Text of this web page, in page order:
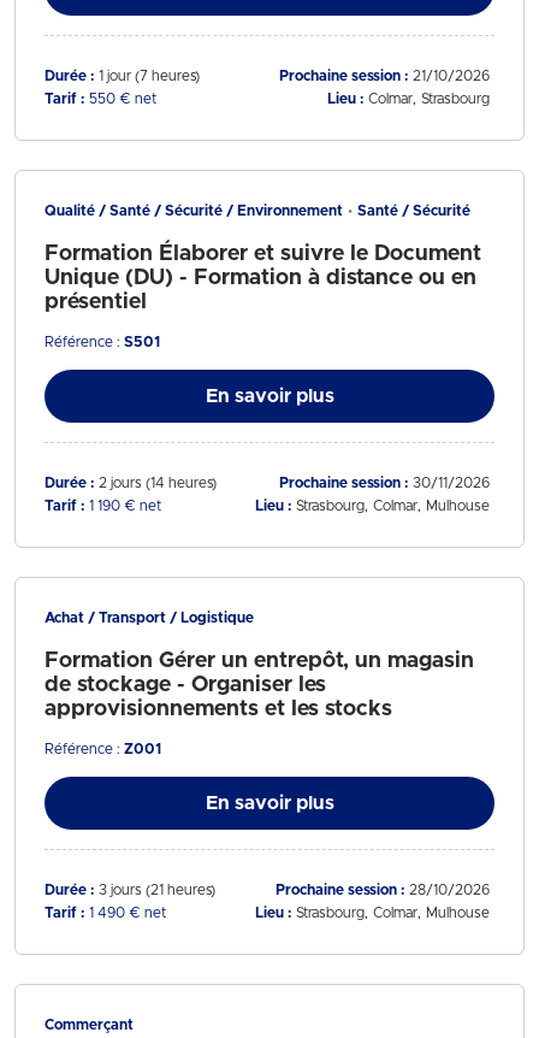
Durée : 1 jour (7 heures) Prochaine session : 21/10/2026
Tarif : 550 € net Lieu : Colmar Strasbourg
Qualité / Santé / Sécurité / Environnement Santé / Sécurité
Formation Élaborer et suivre le Document
Unique (DU) - Formation à distance ou en
présentiel
Référence : S501
En savoir plus
Durée : 2 jours (14 heures) Prochaine session : 30/11/2026
Tarif : 1 190 € net Lieu : Strasbourg Colmar Mulhouse
Achat / Transport / Logistique
Formation Gérer un entrepôt, un magasin
de stockage - Organiser les
approvisionnements et les stocks
Référence : Z001
En savoir plus
Durée : 3 jours (21 heures) Prochaine session : 28/10/2026
Tarif : 1 490 € net Lieu : Strasbourg Colmar Mulhouse
Commerçant